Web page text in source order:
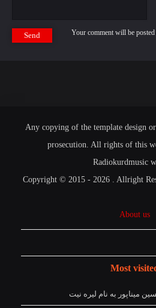
Your comment will be
Send
Any copying of the template design
prosecution. All rights of this
Radiokurdmusic
Copyright © 2015 - 2026 . Allright
About us
Most
میناپور به نام لیره نیت